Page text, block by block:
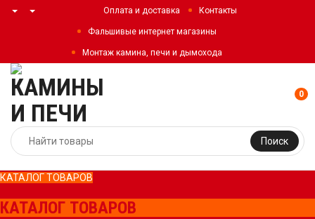
Оплата и доставка Контакты
Фальшивые интернет магазины
Монтаж камина, печи и дымохода
Поиск
0
КАТАЛОГ ТОВАРОВ
КАТАЛОГ ТОВАРОВ